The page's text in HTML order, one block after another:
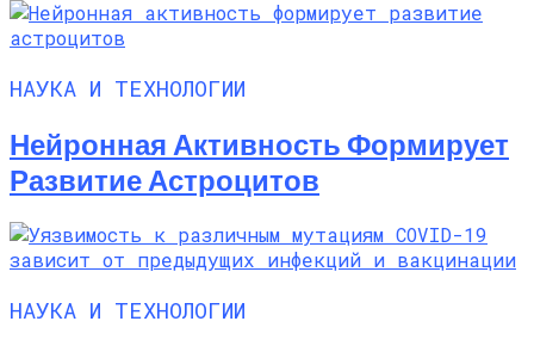
НАУКА И ТЕХНОЛОГИИ
Нейронная Активность Формирует
Развитие Астроцитов
НАУКА И ТЕХНОЛОГИИ